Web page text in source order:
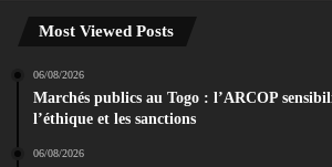
Most Viewed Posts
06/08/2026
Marchés publics au Togo : l’ARCOP
l’éthique et les sanctions
06/08/2026